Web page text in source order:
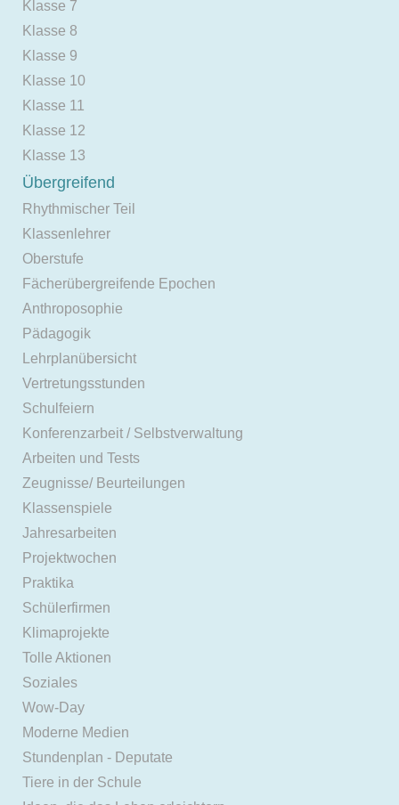
Klasse 7
Klasse 8
Klasse 9
Klasse 10
Klasse 11
Klasse 12
Klasse 13
Übergreifend
Rhythmischer Teil
Klassenlehrer
Oberstufe
Fächerübergreifende Epochen
Anthroposophie
Pädagogik
Lehrplanübersicht
Vertretungsstunden
Schulfeiern
Konferenzarbeit / Selbstverwaltung
Arbeiten und Tests
Zeugnisse/ Beurteilungen
Klassenspiele
Jahresarbeiten
Projektwochen
Praktika
Schülerfirmen
Klimaprojekte
Tolle Aktionen
Soziales
Wow-Day
Moderne Medien
Stundenplan - Deputate
Tiere in der Schule